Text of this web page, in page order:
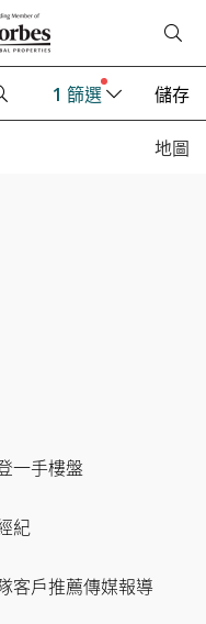
1 篩選 儲存
地圖
一手樓盤
紀
客戶推薦傳媒報導